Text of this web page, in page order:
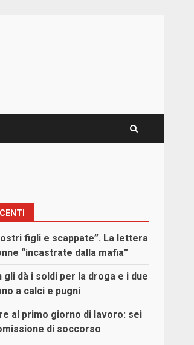
figli e scappate”. La lettera
“incastrate dalla mafia”
gli dà i soldi per la droga e i due
a calci e pugni
al primo giorno di lavoro: sei
di soccorso